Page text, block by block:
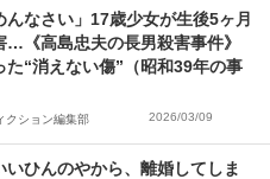
んなさい」17歳少女が生後5ヶ月
…《高島忠夫の長男殺害事件》
た“消えない傷”（昭和39年の事
クション編集部 2026/03/09
いひんのやから、離婚してしま